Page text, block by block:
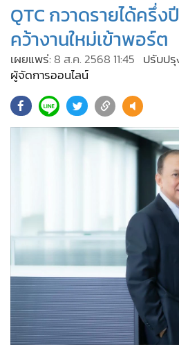
• คอลัมนิสต์
• ละคร
• CbizReview
• ผู้จัดกวน
Good health & Well-being
Green Innovation & SD
Infographic
• ท่องเที่ยว
• กีฬา
• ต่างประเทศ
• Special Scoop
• เศรษฐกิจ-ธุรกิจ
QTC กวาดรายได้ครึ่
คว้างานใหม่เข้าพอร์ต
เผยแพร่: 8 ส.ค. 2568 11:45 ปรับปรุ
ผู้จัดการออนไลน์